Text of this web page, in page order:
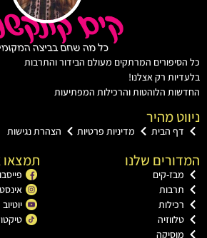
המרתקים מעולם הבידור והתרבות
רק אצלנו!
הלוהטות והרכילות המפתיעות
מהיר
הבית מדיניות פרטיות הצהרת נגישות
שלנו
קים
תמצאו
פייסבוק
אינסטגרם
יוטיוב
טיקטוק